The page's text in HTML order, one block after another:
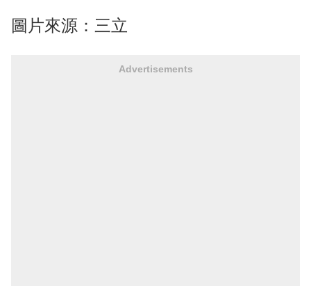
圖片來源：三立
Advertisements